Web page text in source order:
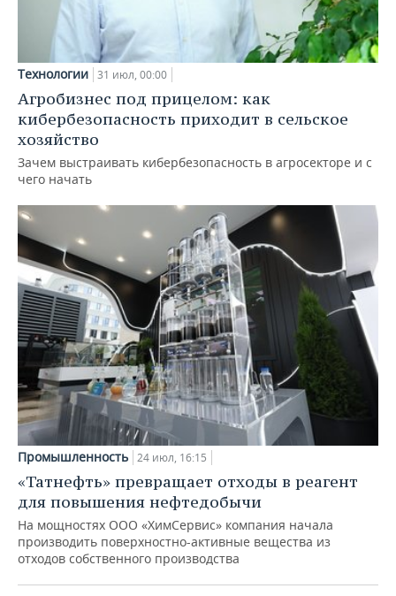
Технологии 31 июл, 00:00
Агробизнес под прицелом: как
кибербезопасность приходит в сельское
хозяйство
Зачем выстраивать кибербезопасность в агросекторе и с
чего начать
Промышленность 24 июл, 16:15
«Татнефть» превращает отходы в реагент
для повышения нефтедобычи
На мощностях ООО «ХимСервис» компания начала
производить поверхностно-активные вещества из
отходов собственного производства